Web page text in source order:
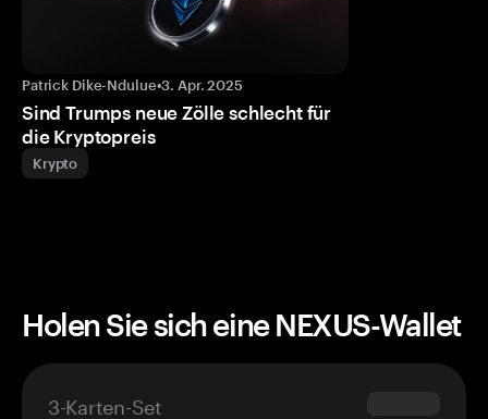
Patrick Dike-Ndulue•3. Apr. 2025
Sind Trumps neue Zölle schlecht für
die Kryptopreis
Krypto
Holen Sie sich eine NEXUS-Wallet
3-Karten-Set $69.90